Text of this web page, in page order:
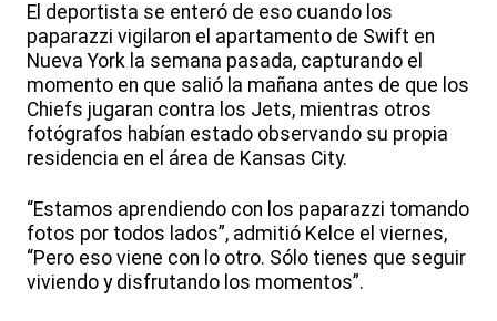
El deportista se enteró de eso cuando los
paparazzi vigilaron el apartamento de Swift en
Nueva York la semana pasada, capturando el
momento en que salió la mañana antes de que los
Chiefs jugaran contra los Jets, mientras otros
fotógrafos habían estado observando su propia
residencia en el área de Kansas City.
“Estamos aprendiendo con los paparazzi tomando
fotos por todos lados”, admitió Kelce el viernes,
“Pero eso viene con lo otro. Sólo tienes que seguir
viviendo y disfrutando los momentos”.